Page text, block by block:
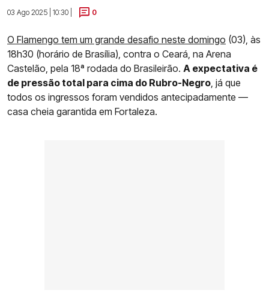
03 Ago 2025 | 10:30 |
0
O Flamengo tem um grande desafio neste domingo (03), às
18h30 (horário de Brasília), contra o Ceará, na Arena
Castelão, pela 18ª rodada do Brasileirão. A expectativa é
de pressão total para cima do Rubro-Negro, já que
todos os ingressos foram vendidos antecipadamente —
casa cheia garantida em Fortaleza.